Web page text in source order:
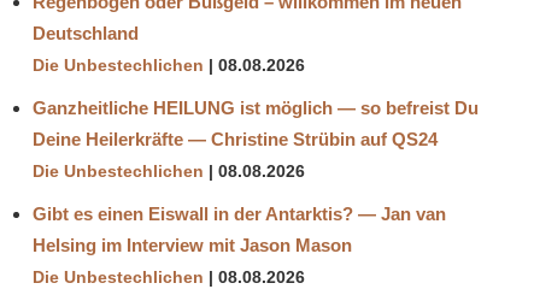
Deutschland
Die Unbestechlichen 08.08.2026
Ganzheitliche HEILUNG ist möglich — so befreist Du
Deine Heilerkräfte — Christine Strübin auf QS24
Die Unbestechlichen 08.08.2026
Gibt es einen Eiswall in der Antarktis? — Jan van
Helsing im Interview mit Jason Mason
Die Unbestechlichen 08.08.2026